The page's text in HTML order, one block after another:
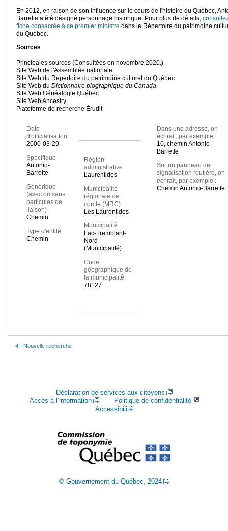
En 2012, en raison de son influence sur le cours de l'histoire du Québec,
Barrette a été désigné personnage historique. Pour plus de détails,
fiche consacrée à ce premier ministre dans le Répertoire du patrimoine
du Québec.
Sources
Principales sources (Consultées en novembre 2020.)
Site Web de l'Assemblée nationale
Site Web du Répertoire du patrimoine culturel du Québec
Site Web du Dictionnaire biographique du Canada
Site Web Généalogie Québec
Site Web Ancestry
Plateforme de recherche Érudit
Date
d'officialisation
2000-03-29
Spécifique
Antonio-
Barrette
Générique
(avec ou sans
particules de
liaison)
Chemin
Type d'entité
Chemin
Région
administrative
Laurentides
Municipalité
régionale de
comté (MRC)
Les Laurentides
Municipalité
Lac-Tremblant-
Nord
(Municipalité)
Code
géographique de
la municipalité
78127
Dans une adresse, on
écrirait, par exemple :
10, chemin Antonio-
Barrette
Sur un panneau de
signalisation routière, on
écrirait, par exemple :
Chemin Antonio-Barrette
Nouvelle recherche
Déclaration de services aux citoyens
Accès à l’information
Politique de confidentialité
Accessibilité
© Gouvernement du Québec, 2024